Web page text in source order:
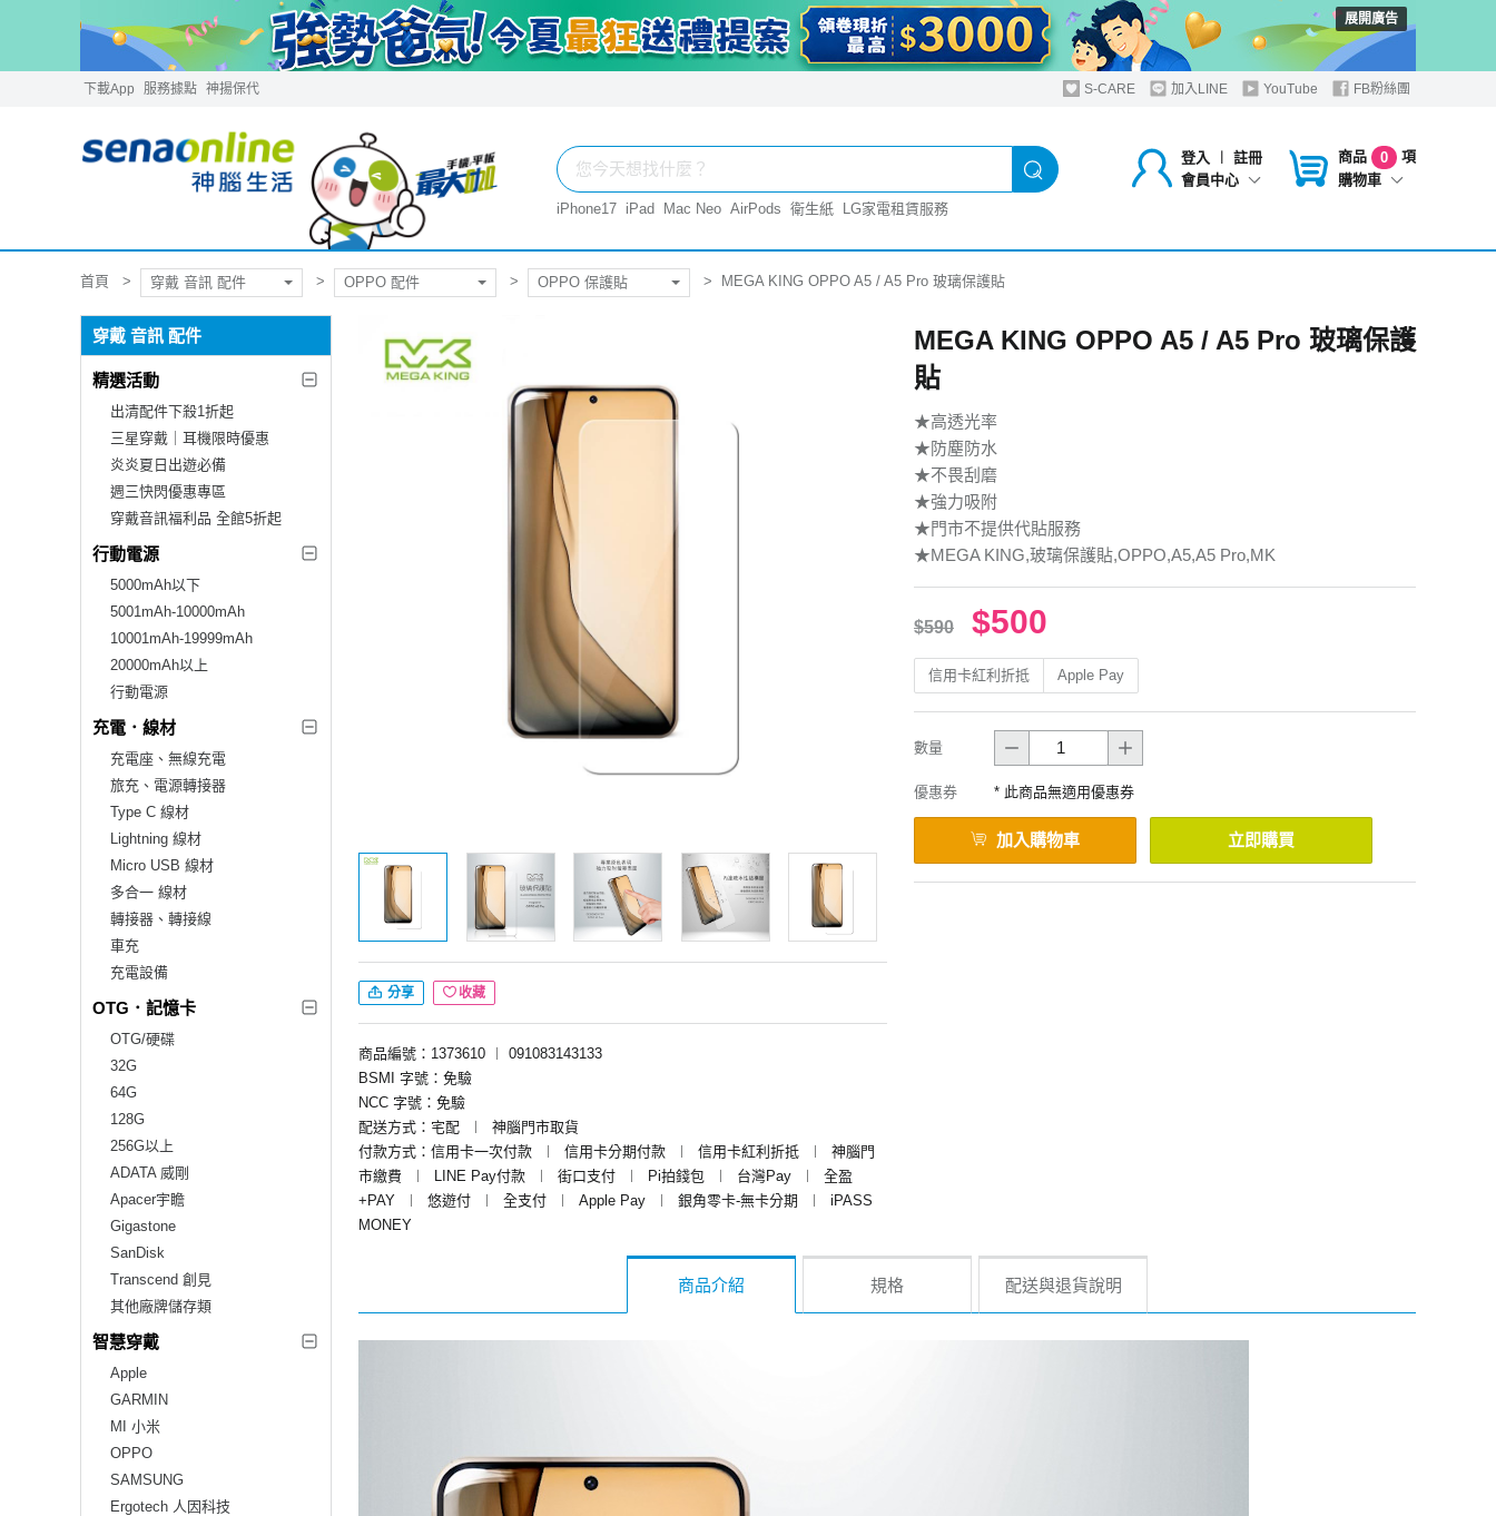
展開廣告
下載App 服務據點 神揚保代 S-CARE 加入LINE YouTube FB粉絲團
登入 ︱
註冊
會員中心
商品 0
項
購物車
iPhone17 iPad Mac Neo AirPods 衛生紙 LG家電租賃服務
首頁 穿戴 音訊 配件 OPPO 配件 OPPO 保護貼 MEGA KING OPPO A5 / A5 Pro 玻璃保護貼
穿戴 音訊 配件
精選活動
出清配件下殺1折起
三星穿戴｜耳機限時優惠
炎炎夏日出遊必備
週三快閃優惠專區
穿戴音訊福利品 全館5折起
行動電源
5000mAh以下
5001mAh-10000mAh
10001mAh-19999mAh
20000mAh以上
行動電源
充電．線材
充電座、無線充電
旅充、電源轉接器
Type C 線材
Lightning 線材
Micro USB 線材
多合一 線材
轉接器、轉接線
車充
充電設備
OTG．記憶卡
OTG/硬碟
32G
64G
128G
256G以上
ADATA 威剛
Apacer宇瞻
Gigastone
SanDisk
Transcend 創見
其他廠牌儲存類
智慧穿戴
Apple
GARMIN
MI 小米
OPPO
SAMSUNG
Ergotech 人因科技
分享 收藏
商品編號：1373610 ︱
091083143133
BSMI 字號：免驗
NCC 字號：免驗
配送方式：宅配
︱
神腦門市取貨
付款方式：信用卡一次付款
︱ 信用卡分期付款 ︱ 信用卡紅利折抵 ︱
神腦門
市繳費
︱ LINE Pay付款 ︱ 街口支付 ︱ Pi拍錢包 ︱ 台灣Pay ︱
全盈
+PAY
︱ 悠遊付 ︱ 全支付 ︱ Apple Pay ︱ 銀角零卡-無卡分期 ︱
iPASS
MONEY
MEGA KING OPPO A5 / A5 Pro 玻璃保護
貼
★高透光率
★防塵防水
★不畏刮磨
★強力吸附
★門市不提供代貼服務
★MEGA KING,玻璃保護貼,OPPO,A5,A5 Pro,MK
$590 $500
信用卡紅利折抵 Apple Pay
數量
優惠券 * 此商品無適用優惠券
加入購物車 立即購買
商品介紹 規格 配送與退貨說明